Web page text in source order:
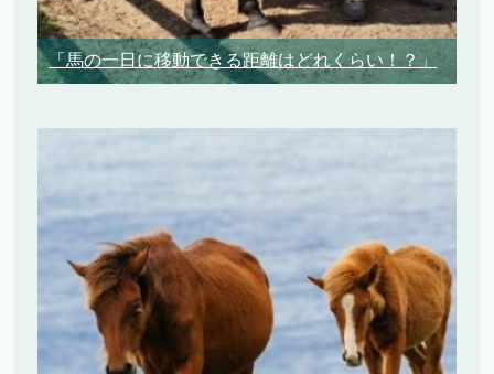
「馬の一日に移動できる距離はどれくらい！？」